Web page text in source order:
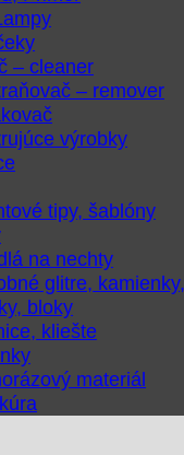
– cleaner
– remover
výrobky
tipy, šablóny
na nechty
glitre,
bloky
kliešte
materiál